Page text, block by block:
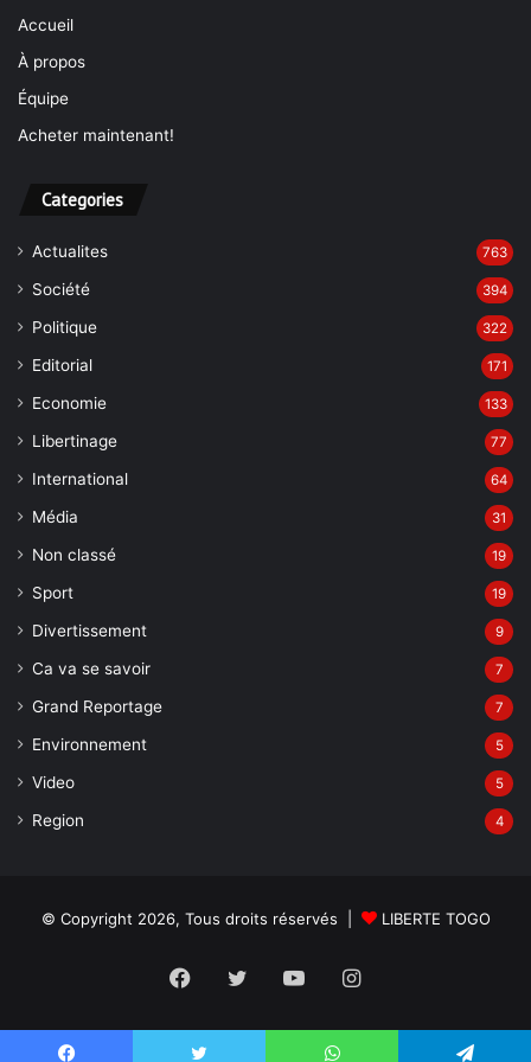
Accueil
À propos
Équipe
Acheter maintenant!
Categories
Actualites 763
Société 394
Politique 322
Editorial 171
Economie 133
Libertinage 77
International 64
Média 31
Non classé 19
Sport 19
Divertissement 9
Ca va se savoir 7
Grand Reportage 7
Environnement 5
Video 5
Region 4
© Copyright 2026, Tous droits réservés | LIBERTE TOGO
Facebook
Twitter YouTubeInstagram